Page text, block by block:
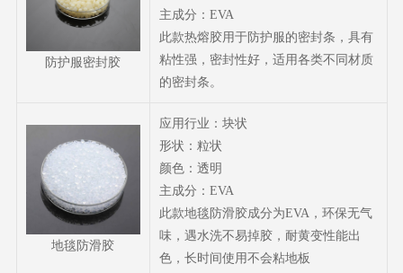
防护服密封胶
主成分：EVA
此款热熔胶用于防护服的密封条，具有
粘性强，密封性好，适用各类不同材质
的密封条。
地毯防滑胶
应用行业：块状
形状：粒状
颜色：透明
主成分：EVA
此款地毯防滑胶成分为EVA，环保无气
味，遇水洗不易掉胶，耐黄变性能出
色，长时间使用不会粘地板